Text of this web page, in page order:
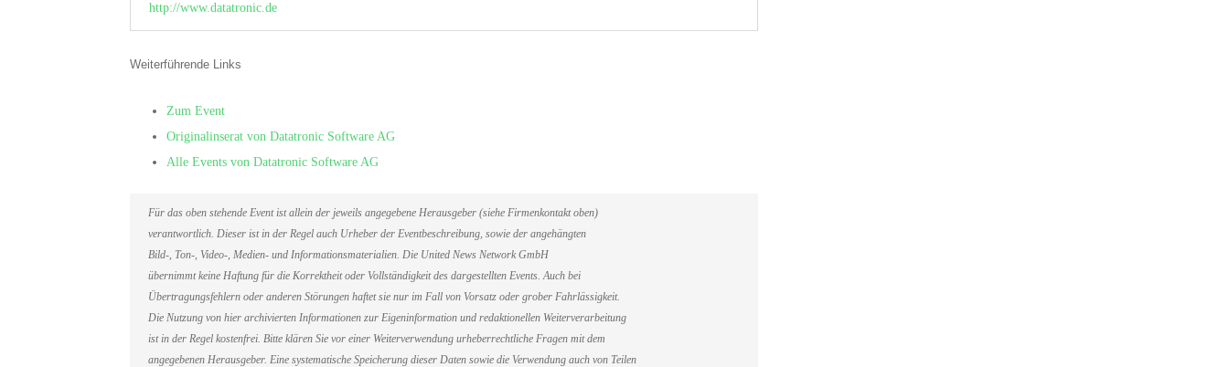
http://www.datatronic.de
Weiterführende Links
Zum Event
Originalinserat von Datatronic Software AG
Alle Events von Datatronic Software AG
Für das oben stehende Event ist allein der jeweils angegebene Herausgeber (siehe Firmenkontakt oben)
verantwortlich. Dieser ist in der Regel auch Urheber der Eventbeschreibung, sowie der angehängten
Bild-, Ton-, Video-, Medien- und Informationsmaterialien. Die United News Network GmbH
übernimmt keine Haftung für die Korrektheit oder Vollständigkeit des dargestellten Events. Auch bei
Übertragungsfehlern oder anderen Störungen haftet sie nur im Fall von Vorsatz oder grober Fahrlässigkeit.
Die Nutzung von hier archivierten Informationen zur Eigeninformation und redaktionellen Weiterverarbeitung
ist in der Regel kostenfrei. Bitte klären Sie vor einer Weiterverwendung urheberrechtliche Fragen mit dem
angegebenen Herausgeber. Eine systematische Speicherung dieser Daten sowie die Verwendung auch von Teilen